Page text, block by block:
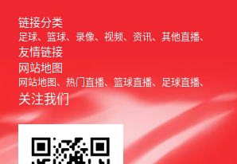
链接分类
足球 篮球 录像 视频 资讯 其他直播
友情链接
网站地图
网站地图 热门直播 篮球直播 足球直播
关注我们